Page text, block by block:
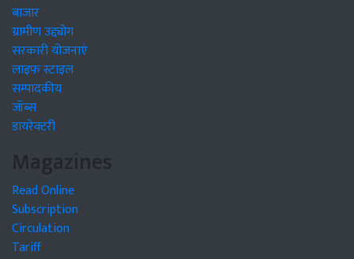
बाजार
ग्रामीण उद्द्योग
सरकारी योजनाएं
लाइफ स्टाइल
सम्पादकीय
जॉब्स
डायरेक्टरी
Magazines
Read Online
Subscription
Circulation
Tariff